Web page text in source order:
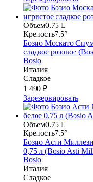
Объем0.75 L
Крепость7.5°
Бозио Москато
сладкое розовое
Bosio
Италия
Сладкое
1 490 ₽
Зарезервировать
Объем0.75 L
Крепость7.5°
Бозио Асти
0,75 л (Bosio Asti
Bosio
Италия
Сладкое